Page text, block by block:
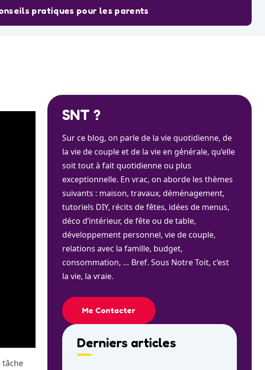
pratiques pour les parents
tâche
SNT ?
Sur ce blog, on parle de la vie quotidienne, de
la vie de couple et de la vie en générale, qu’elle
soit tout à fait quotidienne ou plus
exceptionnelle. En vrac, on aborde les thèmes
suivants : maison, travaux, déménagement,
tutoriels DIY, récits de fêtes, idées de menus,
déco d’intérieur, de fête ou de table,
développement personnel, vie de couple,
relations avec la famille, budget,
consommation, … Bref. Sous Notre Toit, c’est
la vie, la vraie.
Me Contacter
Derniers articles